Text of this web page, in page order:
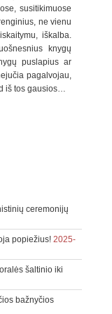
susitikimuose
ne vienu
iškalba.
knygų
puslapius ar
pagalvojau,
iš tos gausios…
ceremonijų
popiežius! 2025-
šaltinio iki
bažnyčios